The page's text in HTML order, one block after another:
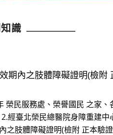
識
期內之肢體障礙證明(檢附
民服務處、榮譽國民 之家
經臺北榮民總醫院身障重建
肢體障礙證明(檢附 正本驗